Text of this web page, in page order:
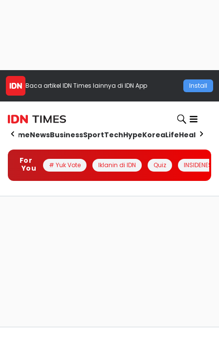
Baca artikel IDN Times lainnya di IDN App Install
HomeNewsBusinessSportTechHypeKoreaLifeHealth
For
You
# Yuk Vote Iklanin di IDN Quiz INSIDENESIA